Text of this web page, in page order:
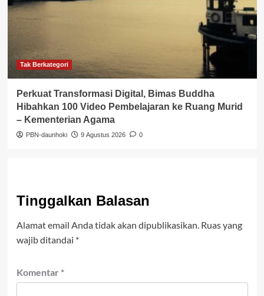
Tak Berkategori
Perkuat Transformasi Digital, Bimas Buddha
Hibahkan 100 Video Pembelajaran ke Ruang Murid
– Kementerian Agama
PBN-daunhoki 9 Agustus 2026 0
Tinggalkan Balasan
Alamat email Anda tidak akan dipublikasikan. Ruas yang
wajib ditandai *
Komentar *